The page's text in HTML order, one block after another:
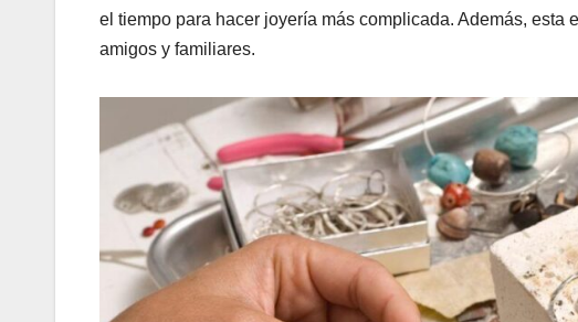
el tiempo para hacer joyería más complicada. Además,
amigos y familiares.